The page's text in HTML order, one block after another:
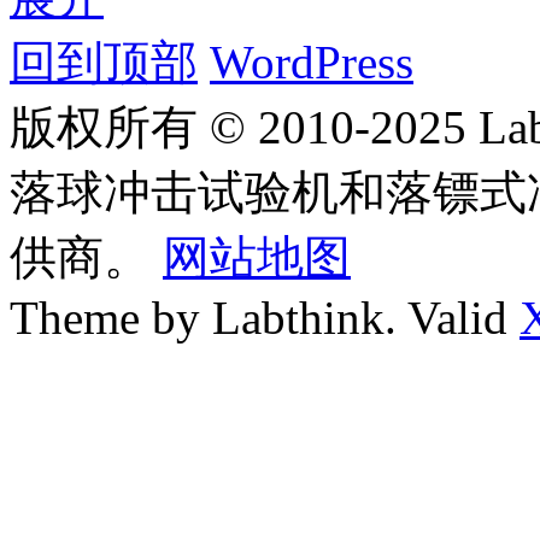
回到顶部 WordPress
版权所有 © 2010-2025
落球冲击试验机和落镖
供商。
网站地图
Theme by Labthink. Valid